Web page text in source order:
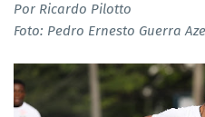
Por Ricardo Pilotto
Foto: Pedro Ernesto Guerra